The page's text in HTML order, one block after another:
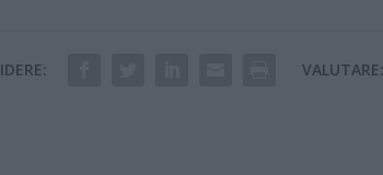
VALUTARE: